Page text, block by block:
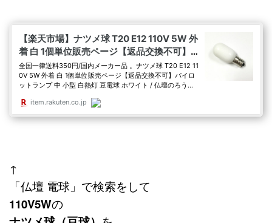
↑
「仏壇 電球」で検索をして
110V5Wの